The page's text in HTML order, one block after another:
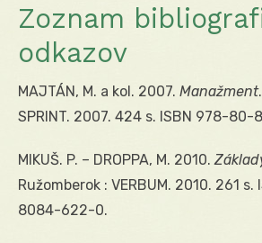
Zoznam
odkazov
MAJTÁN, M. a kol. 2007. Manažment
SPRINT. 2007. 424 s. ISBN 978-
MIKUŠ. P. – DROPPA, M. 2010.
Ružomberok : VERBUM. 2010. 261
8084-622-0.